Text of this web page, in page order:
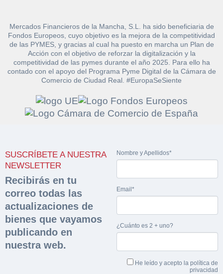
Mercados Financieros de la Mancha, S.L. ha sido beneficiaria de
Fondos Europeos, cuyo objetivo es la mejora de la competitividad
de las PYMES, y gracias al cual ha puesto en marcha un Plan de
Acción con el objetivo de reforzar la digitalización y la
competitividad de las pymes durante el año 2025. Para ello ha
contado con el apoyo del Programa Pyme Digital de la Cámara de
Comercio de Ciudad Real. #EuropaSeSiente
SUSCRÍBETE A NUESTRA
NEWSLETTER
Recibirás en tu
correo todas las
actualizaciones de
bienes que vayamos
publicando en
nuestra web.
Nombre y Apellidos*
Email*
¿Cuánto es 2 + uno?
He leído y acepto la política de
privacidad
documentación
sobre la peritación
Rellene este formulario y recibirá en su email el
enlace para descargar la documentación
Nombre y Apellidos*
Hacer Oferta
Razón social* CIF/DNI Ofertante*
Teléfono* Email*
Nombre y Apellidos*
Sobre Merfinsa
Venta de bienes muebles
Vehículos